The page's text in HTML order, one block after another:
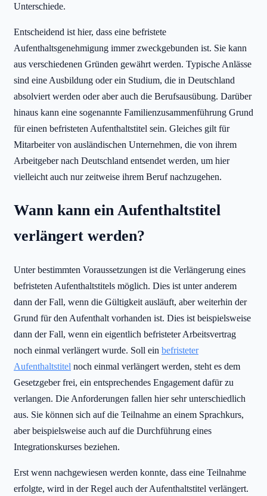
Unterschiede.
Entscheidend ist hier, dass eine befristete
Aufenthaltsgenehmigung immer zweckgebunden ist. Sie kann
aus verschiedenen Gründen gewährt werden. Typische Anlässe
sind eine Ausbildung oder ein Studium, die in Deutschland
absolviert werden oder aber auch die Berufsausübung. Darüber
hinaus kann eine sogenannte Familienzusammenführung Grund
für einen befristeten Aufenthaltstitel sein. Gleiches gilt für
Mitarbeiter von ausländischen Unternehmen, die von ihrem
Arbeitgeber nach Deutschland entsendet werden, um hier
vielleicht auch nur zeitweise ihrem Beruf nachzugehen.
Wann kann ein Aufenthaltstitel
verlängert werden?
Unter bestimmten Voraussetzungen ist die Verlängerung eines
befristeten Aufenthaltstitels möglich. Dies ist unter anderem
dann der Fall, wenn die Gültigkeit ausläuft, aber weiterhin der
Grund für den Aufenthalt vorhanden ist. Dies ist beispielsweise
dann der Fall, wenn ein eigentlich befristeter Arbeitsvertrag
noch einmal verlängert wurde. Soll ein befristeter
Aufenthaltstitel noch einmal verlängert werden, steht es dem
Gesetzgeber frei, ein entsprechendes Engagement dafür zu
verlangen. Die Anforderungen fallen hier sehr unterschiedlich
aus. Sie können sich auf die Teilnahme an einem Sprachkurs,
aber beispielsweise auch auf die Durchführung eines
Integrationskurses beziehen.
Erst wenn nachgewiesen werden konnte, dass eine Teilnahme
erfolgte, wird in der Regel auch der Aufenthaltstitel verlängert.